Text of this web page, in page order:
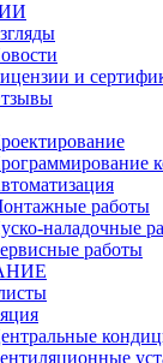
и
работы
наладочные
работы